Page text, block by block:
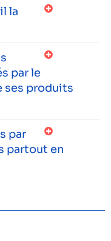
la
par le
ses produits
par
partout en